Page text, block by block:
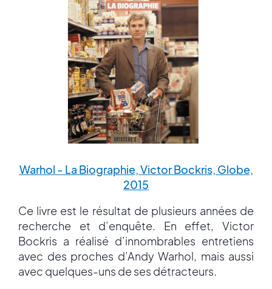
Warhol - La Biographie, Victor Bockris, Globe,
2015
Ce livre est le résultat de plusieurs années de
recherche et d’enquête. En effet, Victor
Bockris a réalisé d’innombrables entretiens
avec des proches d’Andy Warhol, mais aussi
avec quelques-uns de ses détracteurs.